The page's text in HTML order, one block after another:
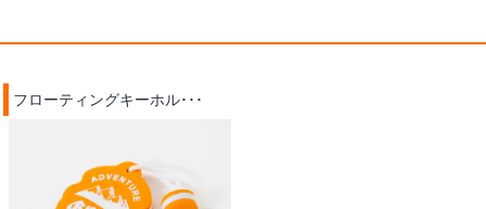
フローティングキーホル･･･